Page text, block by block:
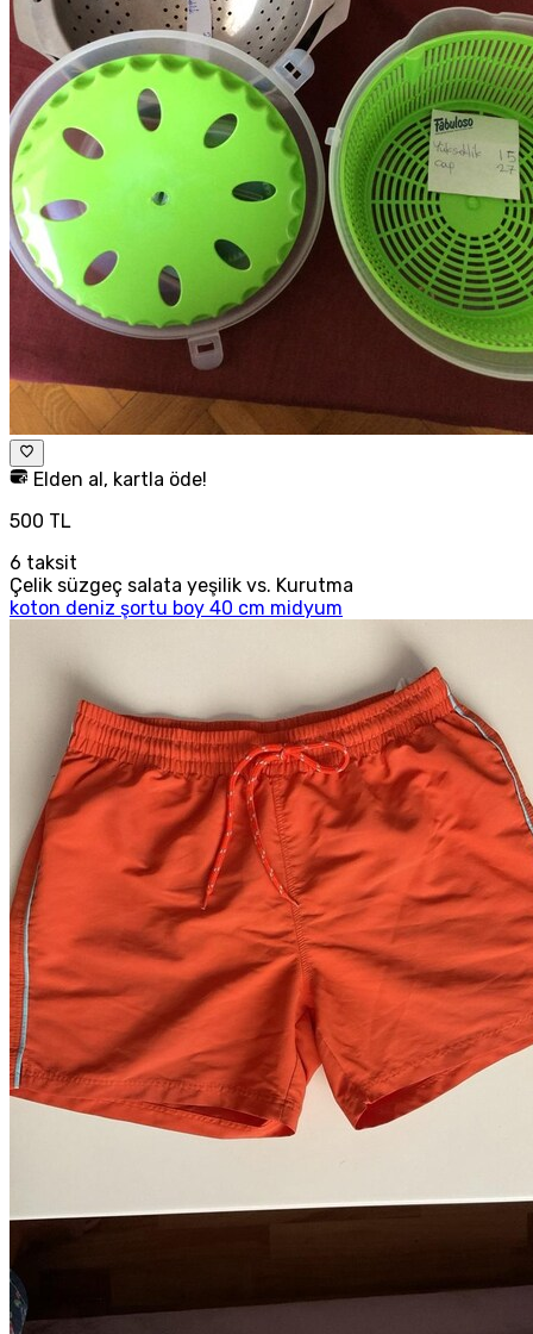
Elden al, kartla öde!
500 TL
6 taksit
Çelik süzgeç salata yeşilik vs. Kurutma
koton deniz şortu boy 40 cm midyum